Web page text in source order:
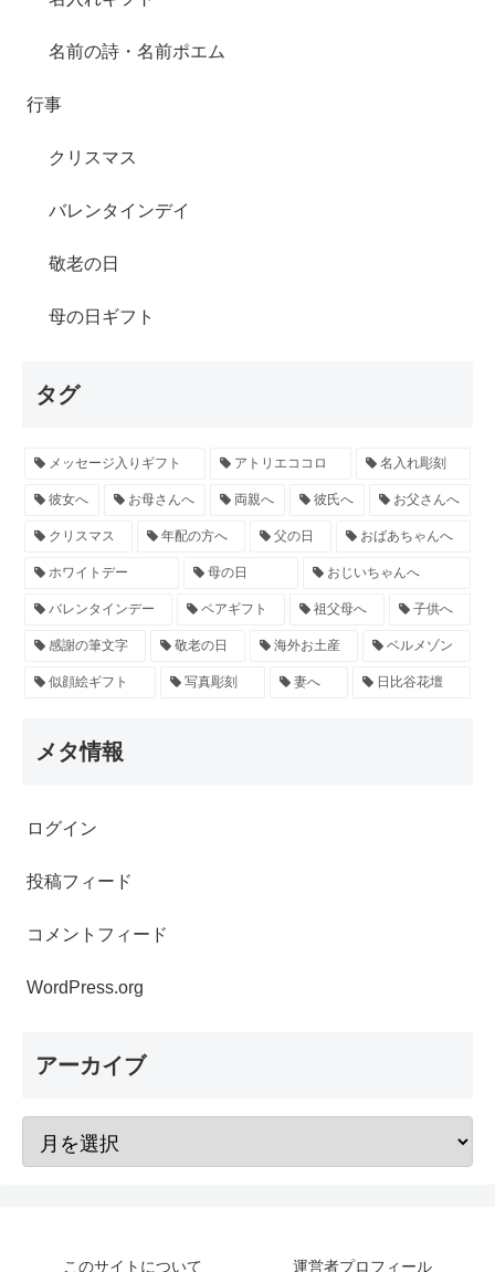
名前の詩・名前ポエム
行事
クリスマス
バレンタインデイ
敬老の日
母の日ギフト
タグ
メッセージ入りギフト アトリエココロ 名入れ彫刻
彼女へ お母さんへ 両親へ 彼氏へ お父さんへ
クリスマス 年配の方へ 父の日 おばあちゃんへ
ホワイトデー 母の日 おじいちゃんへ
バレンタインデー ペアギフト 祖父母へ 子供へ
感謝の筆文字 敬老の日 海外お土産 ベルメゾン
似顔絵ギフト 写真彫刻 妻へ 日比谷花壇
メタ情報
ログイン
投稿フィード
コメントフィード
WordPress.org
アーカイブ
このサイトについて 運営者プロフィール